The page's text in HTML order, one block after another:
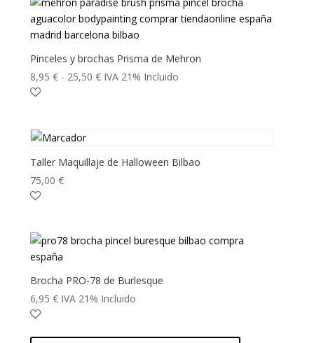
Pinceles y brochas Prisma de Mehron
8,95€ - 25,50€Rango
hasta
IVA 21% Incluido
Taller Maquillaje de Halloween Bilbao
75,00€
Brocha PRO-78 de Burlesque
6,95€ IVA 21% Incluido